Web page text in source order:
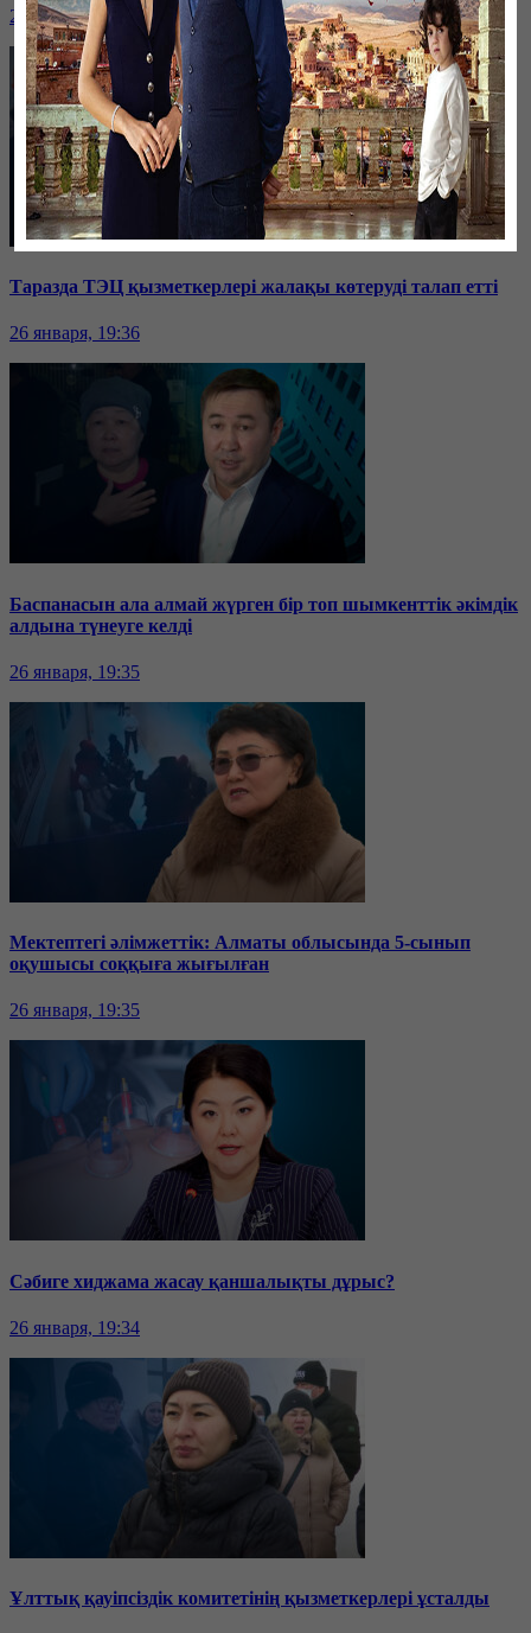
26 января, 19:36
Таразда ТЭЦ қызметкерлері жалақы көтеруді талап етті
26 января, 19:36
Баспанасын ала алмай жүрген бір топ шымкенттік әкімдік
алдына түнеуге келді
26 января, 19:35
Мектептегі әлімжеттік: Алматы облысында 5-сынып
оқушысы соққыға жығылған
26 января, 19:35
Сәбиге хиджама жасау қаншалықты дұрыс?
26 января, 19:34
Ұлттық қауіпсіздік комитетінің қызметкерлері ұсталды